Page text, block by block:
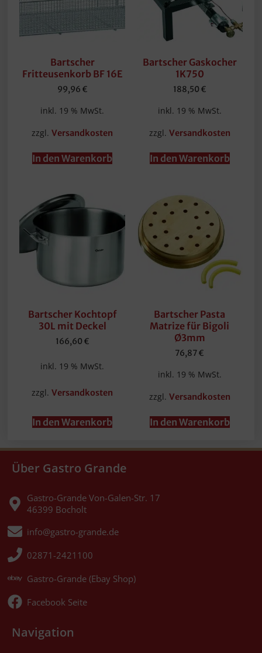
Bartscher
Fritteusenkorb BF 16E
99,96 €
inkl. 19 % MwSt.
zzgl.Versandkosten
In den Warenkorb
Bartscher Gaskocher
1K750
188,50 €
inkl. 19 % MwSt.
zzgl. Versandkosten
In den Warenkorb
Bartscher Kochtopf
30L mit Deckel
166,60 €
inkl. 19 % MwSt.
zzgl.Versandkosten
In den Warenkorb
Bartscher Pasta
Matrize für Bigoli
Ø3mm
76,87€
inkl. 19 % MwSt.
zzgl. Versandkosten
In den Warenkorb
Über Gastro Grande
Gastro-Grande Von-Galen-Str. 17
46399 Bocholt
info@gastro-grande.de
02871-2421100
Gastro-Grande (Ebay Shop)
Facebook Seite
Navigation